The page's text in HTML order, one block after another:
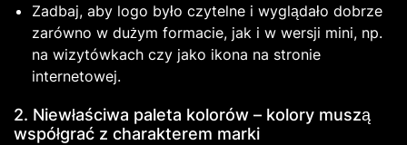
Zadbaj, aby logo było czytelne i wyglądało dobrze
zarówno w dużym formacie, jak i w wersji mini, np.
na wizytówkach czy jako ikona na stronie
internetowej.
2. Niewłaściwa paleta kolorów – kolory muszą
współgrać z charakterem marki